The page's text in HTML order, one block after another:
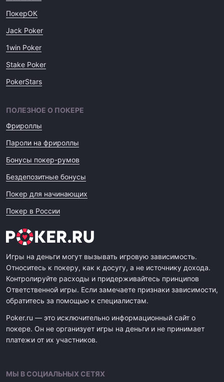
ПокерОК
Jack Poker
1win Poker
Stake Poker
PokerStars
ПОЛЕЗНОЕ О ПОКЕРЕ
Фрироллы
Пароли на фрироллы
Бонусы покер-румов
Бездепозитные бонусы
Покер для начинающих
Покер в России
Игры на деньги могут вызывать игровую зависимость.
Относитесь к покеру, как к досугу, а не источнику дохода.
Контролируйте расходы и придерживайтесь принципов
Ответственной игры. Если замечаете признаки зависимости,
обратитесь за помощью к специалистам.
Poker.ru — это исключительно информационный сайт о
покере. Он не организует игры на деньги и не принимает
платежи от их участников.
МЫ В СОЦИАЛЬНЫХ СЕТЯХ